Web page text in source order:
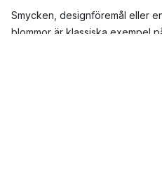
Smycken, designföremål eller
blommor är klassiska exempel